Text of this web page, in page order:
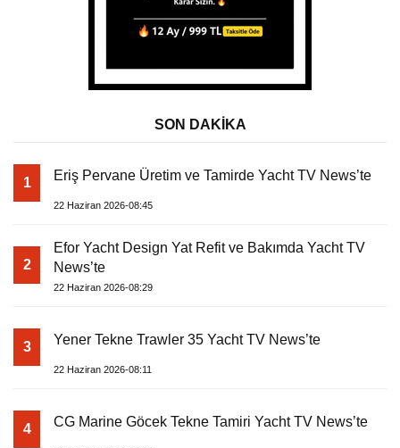
SON DAKİKA
1 Eriş Pervane Üretim ve Tamirde Yacht TV News’te
22 Haziran 2026-08:45
2
Efor Yacht Design Yat Refit ve Bakımda Yacht TV
News’te
22 Haziran 2026-08:29
3 Yener Tekne Trawler 35 Yacht TV News’te
22 Haziran 2026-08:11
4 CG Marine Göcek Tekne Tamiri Yacht TV News’te